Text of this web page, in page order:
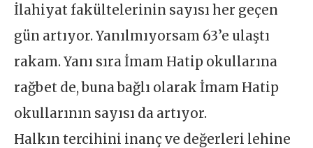
İlahiyat fakültelerinin sayısı her geçen
gün artıyor. Yanılmıyorsam 63’e ulaştı
rakam. Yanı sıra İmam Hatip okullarına
rağbet de, buna bağlı olarak İmam Hatip
okullarının sayısı da artıyor.
Halkın tercihini inanç ve değerleri lehine